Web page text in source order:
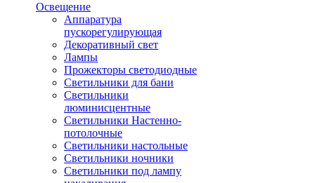
Освещение
Аппаратура
пускорегулирующая
Декоративный свет
Лампы
Прожекторы светодиодные
Светильники для бани
Светильники
люминисцентные
Светильники Настенно-
потолочные
Светильники настольные
Светильники ночники
Светильники под лампу